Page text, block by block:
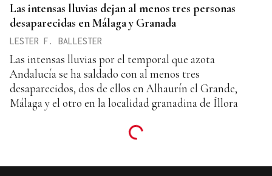
Las intensas lluvias dejan al menos tres personas
desaparecidas en Málaga y Granada
LESTER F. BALLESTER
Las intensas lluvias por el temporal que azota
Andalucía se ha saldado con al menos tres
desaparecidos, dos de ellos en Alhaurín el Grande,
Málaga y el otro en la localidad granadina de Íllora